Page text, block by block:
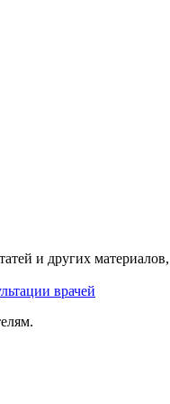
и других
врачей